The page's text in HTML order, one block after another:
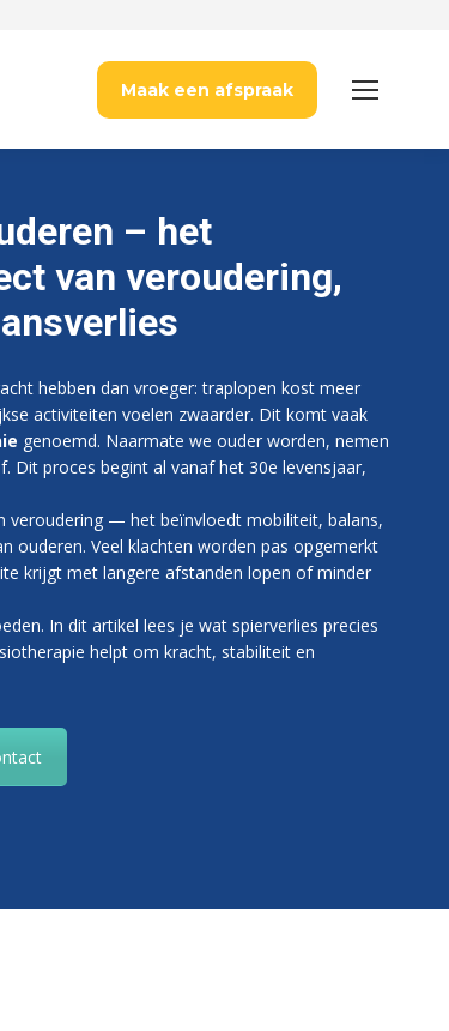
Maak een afspraak
– het
van veroudering,
hebben dan vroeger: traplopen kost meer
activiteiten voelen zwaarder. Dit komt vaak
genoemd. Naarmate we ouder worden, nemen
Dit proces begint al vanaf het 30e levensjaar,
veroudering — het beïnvloedt mobiliteit, balans,
ouderen. Veel klachten worden pas opgemerkt
krijgt met langere afstanden lopen of minder
In dit artikel lees je wat spierverlies precies
helpt om kracht, stabiliteit en